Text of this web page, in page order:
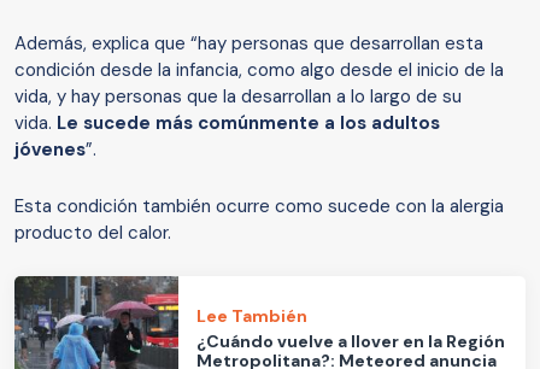
Además, explica que “hay personas que desarrollan esta
condición desde la infancia, como algo desde el inicio de la
vida, y hay personas que la desarrollan a lo largo de su
vida. Le sucede más comúnmente a los adultos
jóvenes”.
Esta condición también ocurre como sucede con la alergia
producto del calor.
Lee También
¿Cuándo vuelve a llover en la Región
Metropolitana?: Meteored anuncia